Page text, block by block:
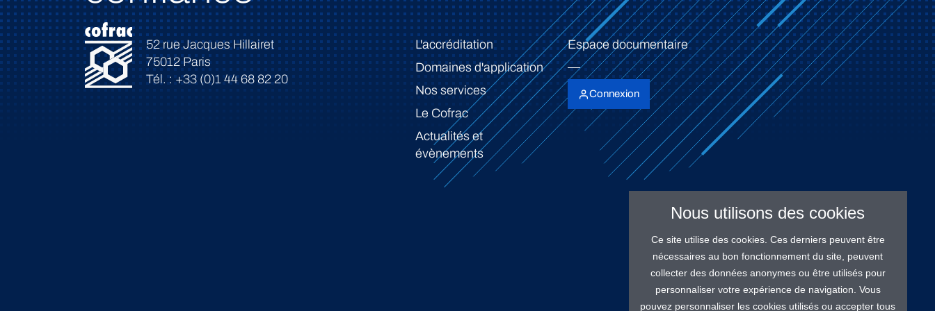
52 rue Jacques Hillairet
75012 Paris
Tél. : +33 (0)1 44 68 82 20
L'accréditation
Domaines d'application
Nos services
Le Cofrac
Actualités et
évènements
Espace documentaire
Connexion
Nous utilisons des cookies
Ce site utilise des cookies. Ces derniers peuvent être
nécessaires au bon fonctionnement du site, peuvent
collecter des données anonymes ou être utilisés pour
personnaliser votre expérience de navigation. Vous
pouvez personnaliser les cookies utilisés ou accepter tous